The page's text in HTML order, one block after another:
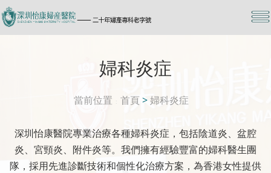
婦科炎症
當前位置 首頁>婦科炎症
深圳怡康醫院專業治療各種婦科炎症，包括陰道炎、盆腔
炎、宮頸炎、附件炎等。我們擁有經驗豐富的婦科醫生團
隊，採用先進診斷技術和個性化治療方案，為香港女性提供